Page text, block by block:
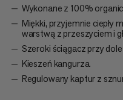
Wykonane z 100%
Miękki, przyjemnie ciepły
warstwą z przeszyciem i
Szeroki ściągacz przy
Kieszeń kangurza.
Regulowany kaptur z